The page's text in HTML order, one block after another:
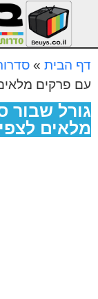
דף הבית »
עם פרקים
גורל שבור
מלאים